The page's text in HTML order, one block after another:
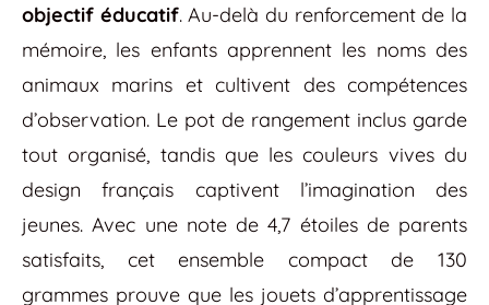
objectif éducatif. Au-delà du renforcement de la
mémoire, les enfants apprennent les noms des
animaux marins et cultivent des compétences
d’observation. Le pot de rangement inclus garde
tout organisé, tandis que les couleurs vives du
design français captivent l’imagination des
jeunes. Avec une note de 4,7 étoiles de parents
satisfaits, cet ensemble compact de 130
grammes prouve que les jouets d’apprentissage